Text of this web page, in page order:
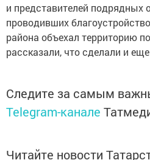
и представителей подрядных
проводивших
района объехал территорию
рассказали, что сделали и
Следите за самым
Telegram-канале
Читайте новости